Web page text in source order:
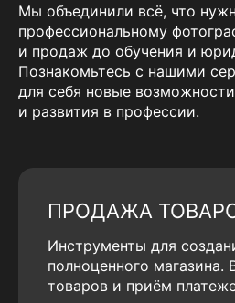
Мы объединили всё, что
профессиональному
и продаж до обучения и
Познакомьтесь с нашими
для себя новые
и развития в профессии.
ПРОДАЖА
Инструменты для
полноценного магазина.
товаров и приём